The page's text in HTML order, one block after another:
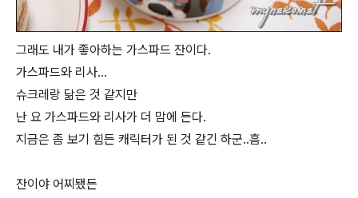
그래도 내가 좋아하는 가스파드 잔이다.
가스파드와 리사...
슈크레랑 닮은 것 같지만
난 요 가스파드와 리사가 더 맘에 든다.
지금은 좀 보기 힘든 캐릭터가 된 것 같긴 하군..흠..
잔이야 어찌됐든